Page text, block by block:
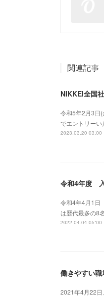
関連記事
NIKKEI全国
令和5年2月3日
でエントリーい
2023.03.20 03:00
令和4年度
令和4年4月1日
は歴代最多の8
2022.04.04 05:00
働きやすい
2021年4月22日